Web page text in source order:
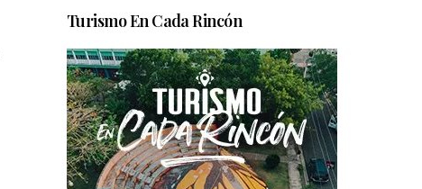
Turismo En Cada Rincón